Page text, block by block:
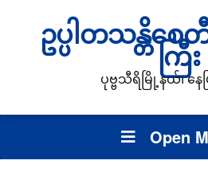
ဥပ္ပါတသန္တိစ
ကြီး
ပုဗ္ဗသီရိမြို့နယ်၊ န
Open